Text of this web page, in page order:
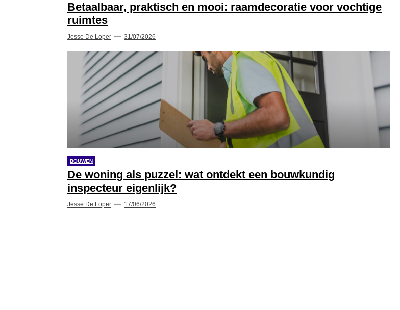
Betaalbaar, praktisch en mooi: raamdecoratie voor vochtige
ruimtes
Jesse De Loper 31/07/2026
BOUWEN
De woning als puzzel: wat ontdekt een bouwkundig
inspecteur eigenlijk?
Jesse De Loper 17/06/2026